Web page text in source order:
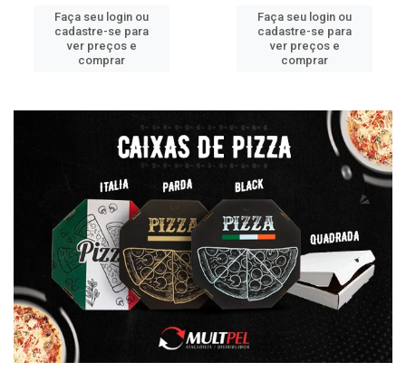
Faça seu login ou
cadastre-se para
ver preços e
comprar
Faça seu login ou
cadastre-se para
ver preços e
comprar